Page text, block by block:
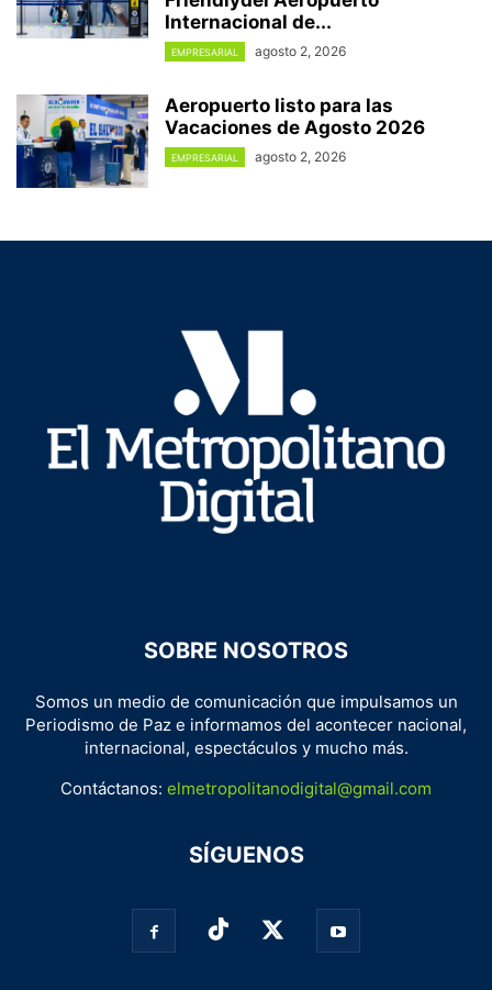
Internacional de...
EMPRESARIAL agosto 2, 2026
Aeropuerto listo para las
Vacaciones de Agosto 2026
EMPRESARIAL agosto 2, 2026
SOBRE NOSOTROS
Somos un medio de comunicación que impulsamos un
Periodismo de Paz e informamos del acontecer nacional,
internacional, espectáculos y mucho más.
Contáctanos: elmetropolitanodigital@gmail.com
SÍGUENOS